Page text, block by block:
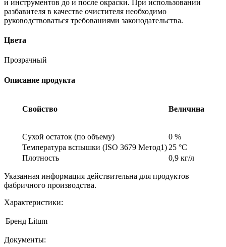
и инструментов до и после окраски. При использовании
разбавителя в качестве очистителя необходимо
руководствоваться требованиями законодательства.
Цвета
Прозрачный
Описание продукта
Свойство Величина
Сухой остаток (по объему)
0 %
Температура вспышки (ISO 3679 Метод1) 25 °C
Плотность
0,9 кг/л
Указанная информация действительна для продуктов
фабричного производства.
Характеристики:
Бренд Litum
Документы: